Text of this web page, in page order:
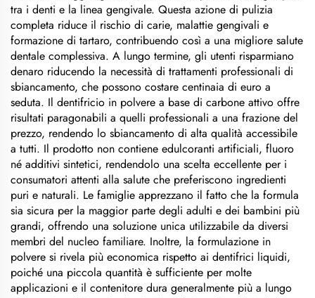
tra i denti e la linea gengivale. Questa azione di pulizia
completa riduce il rischio di carie, malattie gengivali e
formazione di tartaro, contribuendo così a una migliore salute
dentale complessiva. A lungo termine, gli utenti risparmiano
denaro riducendo la necessità di trattamenti professionali di
sbiancamento, che possono costare centinaia di euro a
seduta. Il dentifricio in polvere a base di carbone attivo offre
risultati paragonabili a quelli professionali a una frazione del
prezzo, rendendo lo sbiancamento di alta qualità accessibile
a tutti. Il prodotto non contiene edulcoranti artificiali, fluoro
né additivi sintetici, rendendolo una scelta eccellente per i
consumatori attenti alla salute che preferiscono ingredienti
puri e naturali. Le famiglie apprezzano il fatto che la formula
sia sicura per la maggior parte degli adulti e dei bambini più
grandi, offrendo una soluzione unica utilizzabile da diversi
membri del nucleo familiare. Inoltre, la formulazione in
polvere si rivela più economica rispetto ai dentifrici liquidi,
poiché una piccola quantità è sufficiente per molte
applicazioni e il contenitore dura generalmente più a lungo